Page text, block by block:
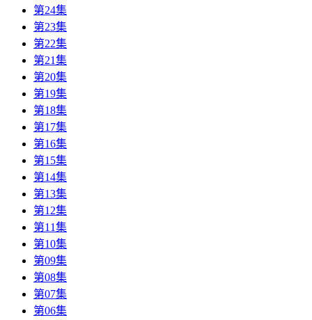
第24集
第23集
第22集
第21集
第20集
第19集
第18集
第17集
第16集
第15集
第14集
第13集
第12集
第11集
第10集
第09集
第08集
第07集
第06集